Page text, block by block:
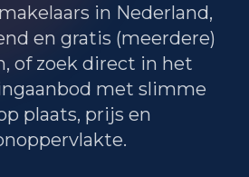
en visserij 245
en communicatie
en onroerendgoed 9.355
en overige diensten
in Nederland,
en gratis (meerdere)
of zoek direct in het
met slimme
plaats, prijs en